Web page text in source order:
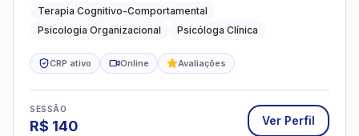
Terapia Cognitivo-Comportamental
Psicologia Organizacional
Psicóloga Clínica
CRP ativo Online Avaliações
SESSÃO
R$ 140 Ver Perfil